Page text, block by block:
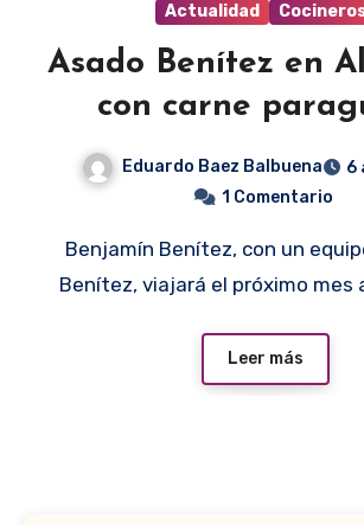
Actualidad
Asado Benítez en
con carne
Eduardo Baez Balbuena
6
1 Comentario
Benjamín Benítez, con un equipo de Asado
Benítez, viajará el próximo mes
Leer más